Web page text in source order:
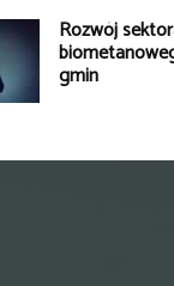
Rozwój
gmin